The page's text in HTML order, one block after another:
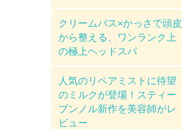
クリームバス×かっさで頭皮
から整える、ワンランク上
の極上ヘッドスパ
人気のリペアミストに待望
のミルクが登場！スティー
ブンノル新作を美容師がレ
ビュー